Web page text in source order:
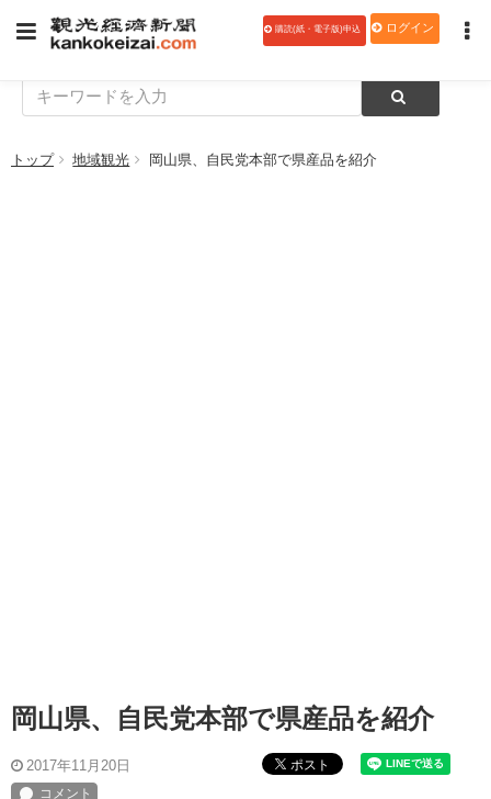
購読(紙・電子版)申込 ログイン
トップ 地域観光 岡山県、自民党本部で県産品を紹介
岡山県、自民党本部で県産品を紹介
2017年11月20日 ポスト